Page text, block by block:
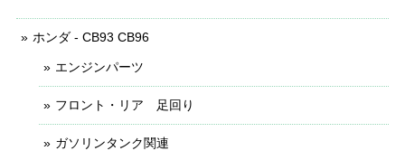
ホンダ - CB93 CB96
エンジンパーツ
フロント・リア 足回り
ガソリンタンク関連